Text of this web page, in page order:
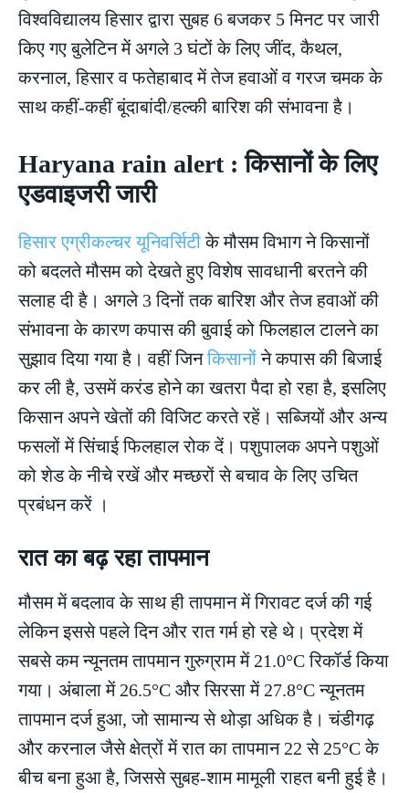
विश्वविद्यालय हिसार द्वारा सुबह 6 बजकर 5 मिनट पर जारी
किए गए बुलेटिन में अगले 3 घंटों के लिए जींद, कैथल,
करनाल, हिसार व फतेहाबाद में तेज हवाओं व गरज चमक के
साथ कहीं-कहीं बूंदाबांदी/हल्की बारिश की संभावना है।
Haryana rain alert : किसानों के लिए
एडवाइजरी जारी
हिसार एग्रीकल्चर यूनिवर्सिटीके मौसम विभाग ने किसानों
को बदलते मौसम को देखते हुए विशेष सावधानी बरतने की
सलाह दी है। अगले 3 दिनों तक बारिश और तेज हवाओं की
संभावना के कारण कपास की बुवाई को फिलहाल टालने का
सुझाव दिया गया है। वहीं जिनकिसानोंने कपास की बिजाई
कर ली है, उसमें करंड होने का खतरा पैदा हो रहा है, इसलिए
किसान अपने खेतों की विजिट करते रहें। सब्जियों और अन्य
फसलों में सिंचाई फिलहाल रोक दें। पशुपालक अपने पशुओं
को शेड के नीचे रखें और मच्छरों से बचाव के लिए उचित
प्रबंधन करें ।
रात का बढ़ रहा तापमान
मौसम में बदलाव के साथ ही तापमान में गिरावट दर्ज की गई
लेकिन इससे पहले दिन और रात गर्म हो रहे थे। प्रदेश में
सबसे कम न्यूनतम तापमान गुरुग्राम में 21.0°C रिकॉर्ड किया
गया। अंबाला में 26.5°C और सिरसा में 27.8°C न्यूनतम
तापमान दर्ज हुआ, जो सामान्य से थोड़ा अधिक है। चंडीगढ़
और करनाल जैसे क्षेत्रों में रात का तापमान 22 से 25°C के
बीच बना हुआ है, जिससे सुबह-शाम मामूली राहत बनी हुई है।